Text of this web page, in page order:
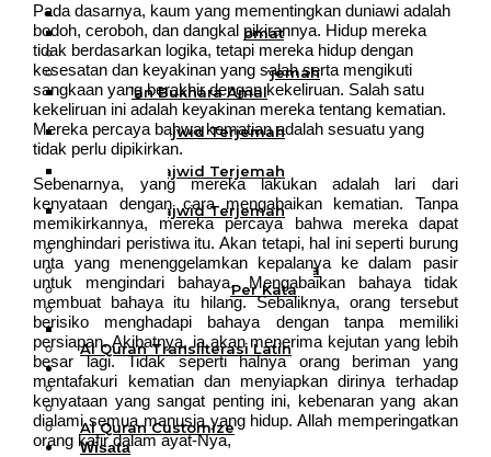
Al Quran Haji Umrah
Mushaf Tilawah Maqomat
Al Quran Terjemah
Al Quran Tajwid dan Terjemah
Al-Qur’an Bukhara Amal
Harian
Al Quran Tajwid Terjemah
Bukhara A6
Al Quran Tajwid Terjemah
Bukhara A5
Al Quran Tajwid Terjemah
Bukhara B5
Al Quran Spesial Wanita
Al Quran Spesial Wanita Azalia
Al Quran Terjemah Per Kata
Al Quran Tilawah
Mushaf Tilawah Quba
Al Quran Transliterasi Latin
Kemitraan
Rumah Syaamil
Wholesale & Retail
Al Quran Customize
Wisata
Pada dasarnya, kaum yang mementingkan duniawi adalah
bodoh, ceroboh, dan dangkal pikirannya. Hidup mereka
tidak berdasarkan logika, tetapi mereka hidup dengan
kesesatan dan keyakinan yang salah serta mengikuti
sangkaan yang berakhir dengan kekeliruan. Salah satu
kekeliruan ini adalah keyakinan mereka tentang kematian.
Mereka percaya bahwa kematian adalah sesuatu yang
tidak perlu dipikirkan.
Sebenarnya, yang mereka lakukan adalah lari dari
kenyataan dengan cara mengabaikan kematian. Tanpa
memikirkannya, mereka percaya bahwa mereka dapat
menghindari peristiwa itu. Akan tetapi, hal ini seperti burung
unta yang menenggelamkan kepalanya ke dalam pasir
untuk mengindari bahaya. Mengabaikan bahaya tidak
membuat bahaya itu hilang. Sebaliknya, orang tersebut
berisiko menghadapi bahaya dengan tanpa memiliki
persiapan. Akibatnya, ia akan menerima kejutan yang lebih
besar lagi. Tidak seperti halnya orang beriman yang
mentafakuri kematian dan menyiapkan dirinya terhadap
kenyataan yang sangat penting ini, kebenaran yang akan
dialami semua manusia yang hidup. Allah memperingatkan
orang kafir dalam ayat-Nya,